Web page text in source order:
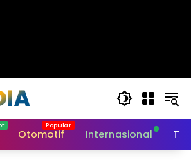
Otomotif Internasional